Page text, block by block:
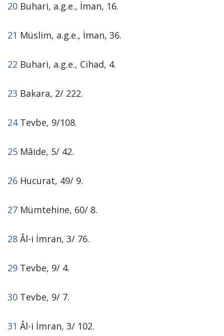
20 Buhari, a.g.e., İman, 16.
21 Müslim, a.g.e., İman, 36.
22 Buhari, a.g.e., Cihad, 4.
23 Bakara, 2/ 222.
24Tevbe, 9/108.
25 Mâide, 5/ 42.
26 Hucurat, 49/ 9.
27 Mümtehine, 60/ 8.
28 Âl-i İmran, 3/ 76.
29 Tevbe, 9/ 4.
30 Tevbe, 9/ 7.
31 Âl-i İmran, 3/ 102.